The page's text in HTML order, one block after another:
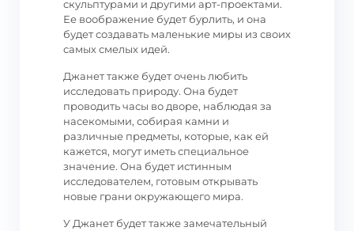
скульптурами и другими арт-проектами.
Ее воображение будет бурлить, и она
будет создавать маленькие миры из своих
самых смелых идей.
Джанет также будет очень любить
исследовать природу. Она будет
проводить часы во дворе, наблюдая за
насекомыми, собирая камни и
различные предметы, которые, как ей
кажется, могут иметь специальное
значение. Она будет истинным
исследователем, готовым открывать
новые грани окружающего мира.
У Джанет будет также замечательный